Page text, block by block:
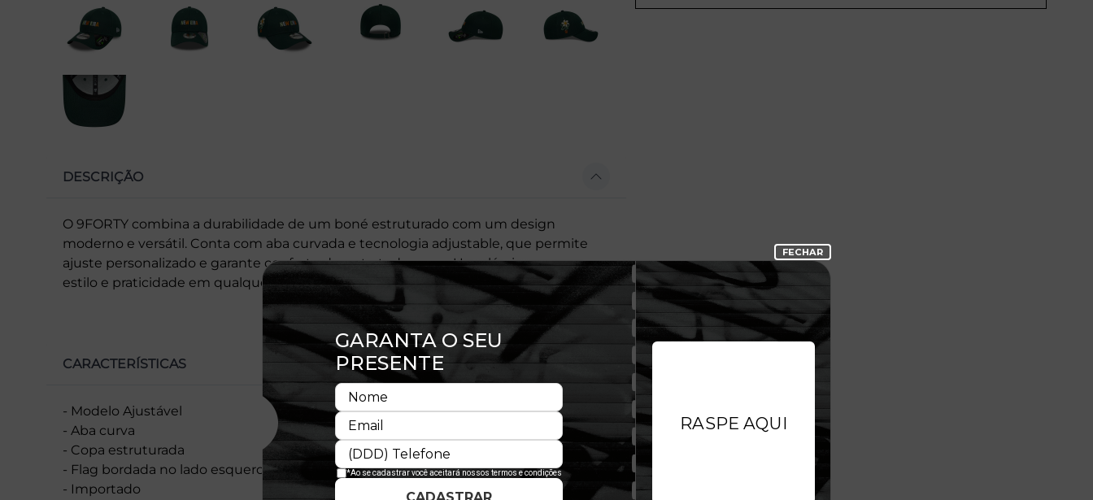
DESCRIÇÃO
O 9FORTY combina a durabilidade de um boné estruturado com um design
moderno e versátil. Conta com aba curvada e tecnologia adjustable, que permite
ajuste personalizado e garante conforto durante todo o uso. Um clássico que une
estilo e praticidade em qualquer ocasião.
CARACTERÍSTICAS
- Modelo Ajustável
- Aba curva
- Copa estruturada
- Flag bordada no lado esquerdo
- Importado